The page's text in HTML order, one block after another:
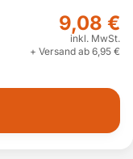
9,08 €
inkl. MwSt.
+ Versand ab 6,95 €